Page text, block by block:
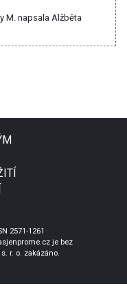
M. napsala Alžběta
2571-1261
je bez
r. o. zakázáno.